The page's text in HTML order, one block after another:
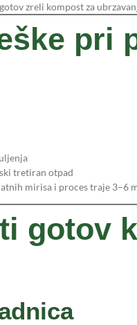
zreli kompost za
pri
tretiran otpad
mirisa i proces traje 3–6
gotov